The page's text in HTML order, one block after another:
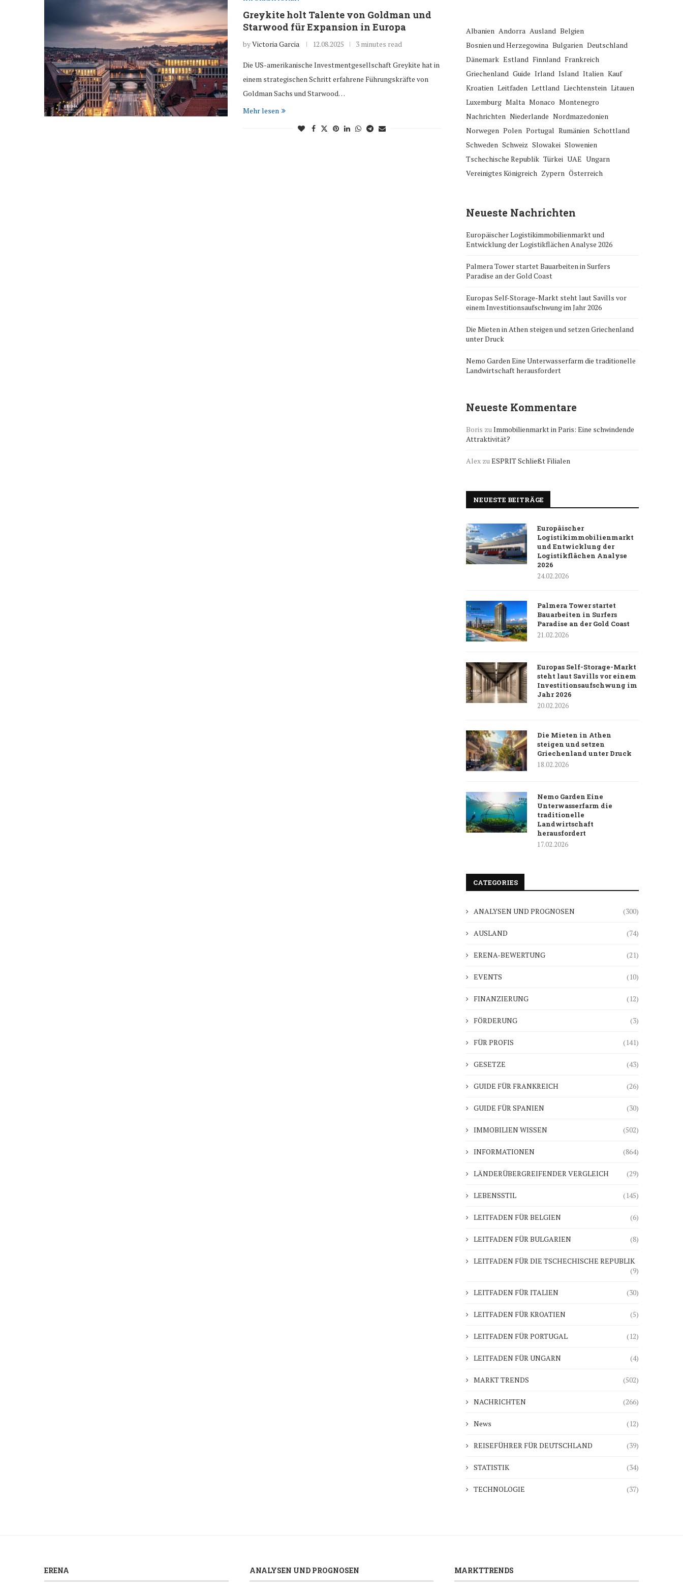
Greykite holt Talente von Goldman und
Starwood für Expansion in Europa
byVictoria Garcia 12.08.2025 3 minutes read
Die US-amerikanische Investmentgesellschaft Greykite hat in
einem strategischen Schritt erfahrene Führungskräfte von
Goldman Sachs und Starwood…
Mehr lesen
Albanien Andorra Ausland Belgien
Bosnien und Herzegowina Bulgarien Deutschland
Dänemark Estland Finnland Frankreich
Griechenland Guide Irland Island Italien Kauf
Kroatien Leitfaden Lettland Liechtenstein Litauen
Luxemburg Malta Monaco Montenegro
Nachrichten Niederlande Nordmazedonien
Norwegen Polen Portugal Rumänien Schottland
Schweden Schweiz Slowakei Slowenien
Tschechische Republik Türkei UAE Ungarn
Vereinigtes Königreich Zypern Österreich
Neueste Nachrichten
Europäischer Logistikimmobilienmarkt und
Entwicklung der Logistikflächen Analyse 2026
Palmera Tower startet Bauarbeiten in Surfers
Paradise an der Gold Coast
Europas Self-Storage-Markt steht laut Savills vor
einem Investitionsaufschwung im Jahr 2026
Die Mieten in Athen steigen und setzen Griechenland
unter Druck
Nemo Garden Eine Unterwasserfarm die traditionelle
Landwirtschaft herausfordert
Neueste Kommentare
Boris zuImmobilienmarkt in Paris: Eine schwindende
Attraktivität?
Alex zuESPRIT Schließt Filialen
NEUESTE BEITRÄGE
Europäischer
Logistikimmobilienmarkt
und Entwicklung der
Logistikflächen Analyse
2026
24.02.2026
Palmera Tower startet
Bauarbeiten in Surfers
Paradise an der Gold Coast
21.02.2026
Europas Self-Storage-Markt
steht laut Savills vor einem
Investitionsaufschwung im
Jahr 2026
20.02.2026
Die Mieten in Athen
steigen und setzen
Griechenland unter Druck
18.02.2026
Nemo Garden Eine
Unterwasserfarm die
traditionelle
Landwirtschaft
herausfordert
17.02.2026
CATEGORIES
ANALYSEN UND PROGNOSEN (300)
AUSLAND (74)
ERENA-BEWERTUNG (21)
EVENTS (10)
FINANZIERUNG (12)
FÖRDERUNG (3)
FÜR PROFIS (141)
GESETZE (43)
GUIDE FÜR FRANKREICH (26)
GUIDE FÜR SPANIEN (30)
IMMOBILIEN WISSEN (502)
INFORMATIONEN (864)
LÄNDERÜBERGREIFENDER VERGLEICH (29)
LEBENSSTIL (145)
LEITFADEN FÜR BELGIEN (6)
LEITFADEN FÜR BULGARIEN (8)
LEITFADEN FÜR DIE TSCHECHISCHE REPUBLIK
(9)
LEITFADEN FÜR ITALIEN (30)
LEITFADEN FÜR KROATIEN (5)
LEITFADEN FÜR PORTUGAL (12)
LEITFADEN FÜR UNGARN (4)
MARKT TRENDS (502)
NACHRICHTEN (266)
News (12)
REISEFÜHRER FÜR DEUTSCHLAND (39)
STATISTIK (34)
TECHNOLOGIE (37)
ERENA ANALYSEN UND PROGNOSEN MARKTTRENDS